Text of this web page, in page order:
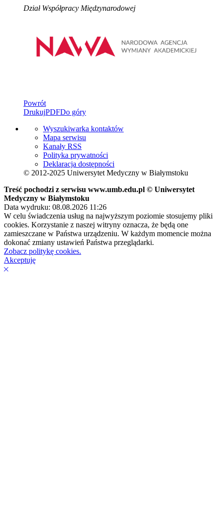
Dział Współpracy Międzynarodowej
Powrót
DrukujPDFDo góry
Wyszukiwarka kontaktów
Mapa serwisu
Kanały RSS
Polityka prywatności
Deklaracja dostępności
© 2012-2025 Uniwersytet Medyczny w Białymstoku
Treść pochodzi z serwisu www.umb.edu.pl © Uniwersytet
Medyczny w Białymstoku
Data wydruku: 08.08.2026 11:26
W celu świadczenia usług na najwyższym poziomie stosujemy pliki
cookies. Korzystanie z naszej witryny oznacza, że będą one
zamieszczane w Państwa urządzeniu. W każdym momencie można
dokonać zmiany ustawień Państwa przeglądarki.
Zobacz politykę cookies.
Akceptuję